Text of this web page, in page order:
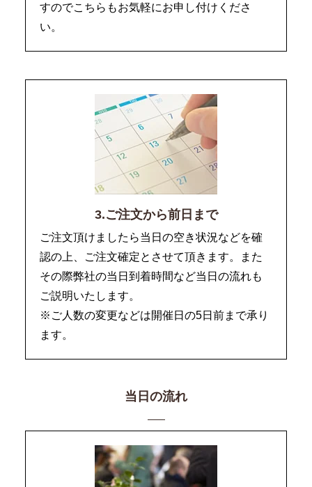
すのでこちらもお気軽にお申し付けくださ
い。
3.ご注文から前日まで
ご注文頂けましたら当日の空き状況などを確
認の上、ご注文確定とさせて頂きます。また
その際弊社の当日到着時間など当日の流れも
ご説明いたします。
※ご人数の変更などは開催日の5日前まで承り
ます。
当日の流れ